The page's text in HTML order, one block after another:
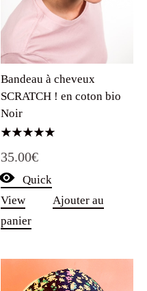
Bandeau à cheveux
SCRATCH ! en coton bio
Noir
5.00
sur 5
35.00€
Quick
View
Ajouter au
panier